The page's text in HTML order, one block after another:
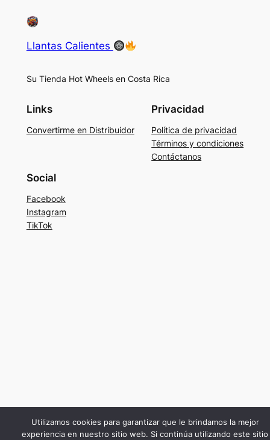
Llantas Calientes
Su Tienda Hot Wheels en Costa Rica
Links
Convertirme en Distribuidor
Privacidad
Política de privacidad
Términos y condiciones
Contáctanos
Social
Facebook
Instagram
TikTok
Utilizamos cookies para garantizar que le brindamos la mejor
experiencia en nuestro sitio web. Si continúa utilizando este sitio